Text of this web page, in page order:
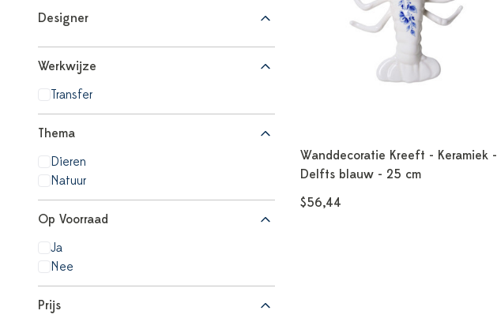
Prijs
Designer
Werkwijze
Transfer
Thema
Dieren
Natuur
Op Voorraad
Ja
Nee
Wanddecoratie Kreeft - Keramiek -
Delfts blauw - 25 cm
$56,44